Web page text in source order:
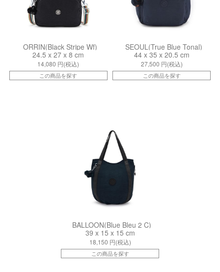
ORRIN(Black Stripe Wf)
24.5 x 27 x 8 cm
14,080 円(税込)
この商品を探す
SEOUL(True Blue Tonal)
44 x 35 x 20.5 cm
27,500 円(税込)
この商品を探す
BALLOON(Blue Bleu 2 C)
39 x 15 x 15 cm
18,150 円(税込)
この商品を探す